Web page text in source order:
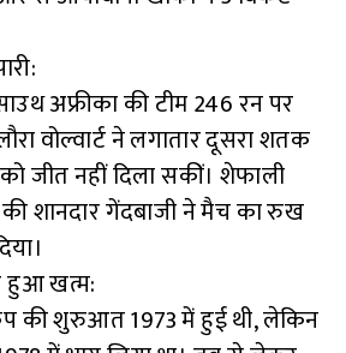
अफ्रीका की टीम 246 रन पर
वोल्वार्ट ने लगातार दूसरा शतक
जीत नहीं दिला सकीं। शेफाली
की शानदार गेंदबाजी ने मैच का रुख
हुआ खत्म:
की शुरुआत 1973 में हुई थी, लेकिन